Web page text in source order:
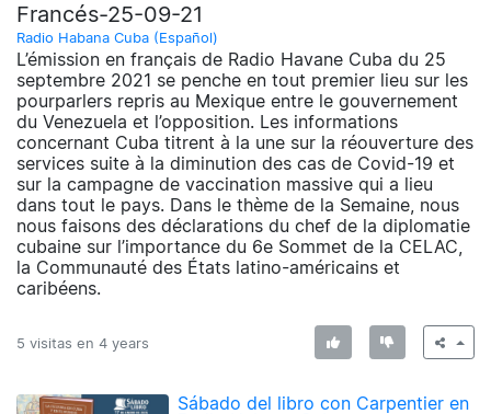
Francés-25-09-21
Radio Habana Cuba (Español)
L’émission en français de Radio Havane Cuba du 25
septembre 2021 se penche en tout premier lieu sur les
pourparlers repris au Mexique entre le gouvernement
du Venezuela et l’opposition. Les informations
concernant Cuba titrent à la une sur la réouverture des
services suite à la diminution des cas de Covid-19 et
sur la campagne de vaccination massive qui a lieu
dans tout le pays. Dans le thème de la Semaine, nous
nous faisons des déclarations du chef de la diplomatie
cubaine sur l’importance du 6e Sommet de la CELAC,
la Communauté des États latino-américains et
caribéens.
5 visitas en 4 years
Sábado del libro con Carpentier en